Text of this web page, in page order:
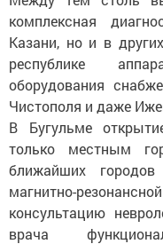
комплексная
Казани, но и в
республике
оборудования
Чистополя и даже
В Бугульме
только местным
ближайших
магнитно-
консультацию
врача